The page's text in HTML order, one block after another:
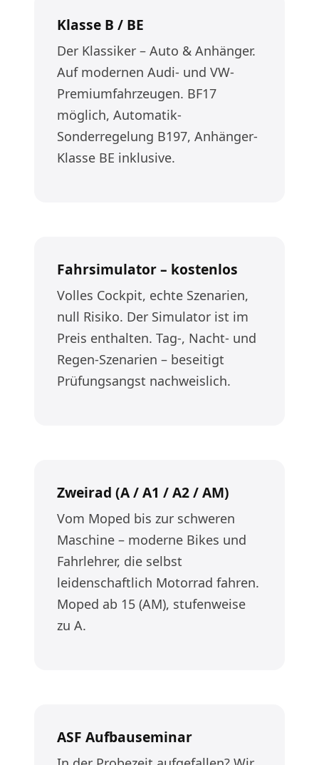
Klasse B / BE
Der Klassiker – Auto & Anhänger.
Auf modernen Audi- und VW-
Premiumfahrzeugen. BF17
möglich, Automatik-
Sonderregelung B197, Anhänger-
Klasse BE inklusive.
Fahrsimulator – kostenlos
Volles Cockpit, echte Szenarien,
null Risiko. Der Simulator ist im
Preis enthalten. Tag-, Nacht- und
Regen-Szenarien – beseitigt
Prüfungsangst nachweislich.
Zweirad (A / A1 / A2 / AM)
Vom Moped bis zur schweren
Maschine – moderne Bikes und
Fahrlehrer, die selbst
leidenschaftlich Motorrad fahren.
Moped ab 15 (AM), stufenweise
zu A.
ASF Aufbauseminar